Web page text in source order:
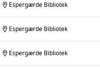
Espergærde Bibliotek
Espergærde Bibliotek
Espergærde Bibliotek